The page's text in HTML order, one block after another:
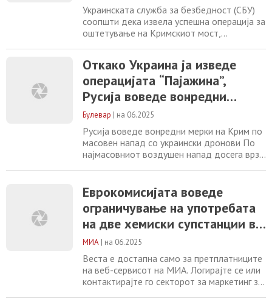
Украинската служба за безбедност (СБУ)
соопшти дека извела успешна операција за
оштетување на Кримскиот мост,
предизвикала сериозни оштетувања на
носечките столбови на конструкцијата, а
СБУ објави и видео-снимка на моментот
на детонацијата. „Подводните носачи на
мостот се сериозно
Откако Украина ја изведе
операцијата “Пајажина”,
Русија воведе вонредни
безбедносни мерки на Крим
Булевар | на 06.2025
Русија воведе вонредни мерки на Крим по
масовен напад со украински дронови По
најмасовниот воздушен напад досега врз
зголемија безбедноста на окупираниот
Крим. Според податоци објавени од
украинската партизанска мрежа АТЕШ на
платформата Телеграм, руската
Еврокомисијата воведе
ограничување на употребата
на две хемиски супстанции во
индустријата
МИА | на 06.2025
Веста е достапна само за претплатниците
на веб-сервисот на МИА. Логирајте се или
контактирајте го секторот за маркетинг за